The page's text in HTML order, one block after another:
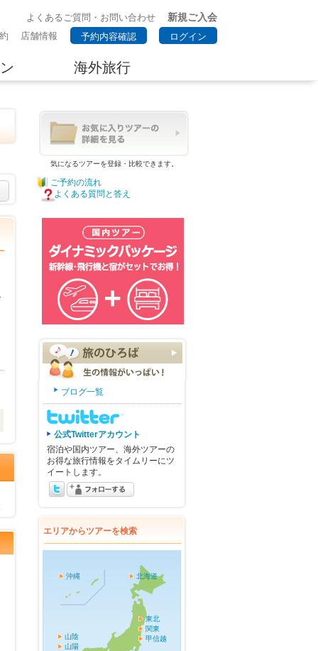
よくあるご質問・お問い合わせ 新規ご入会
店舗情報 予約内容確認 ログイン
海外旅行
気になるツアーを登録・比較できます。
ご予約の流れ
よくある質問と答え
ブログ一覧
公式Twitterアカウント
宿泊や国内ツアー、海外ツアーの
お得な旅行情報をタイムリーにツ
イートします。
エリアからツアーを検索
北海道
東北
関東
甲信越
山陰
山陽
沖縄